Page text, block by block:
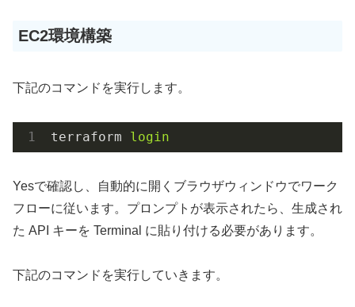
EC2環境構築
下記のコマンドを実行します。
terraform login
Yesで確認し、自動的に開くブラウザウィンドウでワーク
フローに従います。プロンプトが表示されたら、生成され
た API キーを Terminal に貼り付ける必要があります。
下記のコマンドを実行していきます。